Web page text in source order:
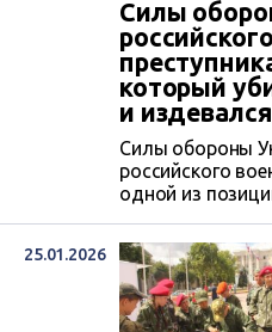
всего
Силы
который
и
Силы обороны
российского
одной из
тело Зотова
гражданина РФ,
гражданского
над
25.01.2026